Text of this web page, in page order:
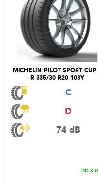
MICHELIN PILOT SPORT CUP
R 335/30 R20 108Y
C
D
74 dB
DO 3